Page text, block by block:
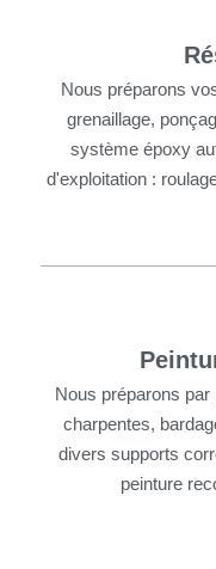
Nous préparons
grenaillage,
système époxy
d'exploitation :
Nous préparons par
charpentes,
divers supports
peinture